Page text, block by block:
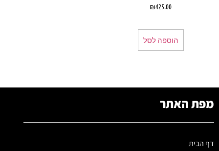
₪425.00
הוספה לסל
מפת האתר
דף הבית